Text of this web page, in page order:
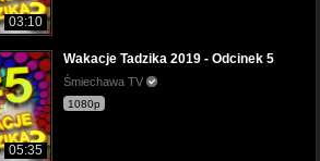
03:10
05:35
Wakacje Tadzika 2019 - Odcinek 5
Śmiechawa TV
1080p